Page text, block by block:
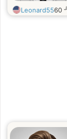
Leonard5560